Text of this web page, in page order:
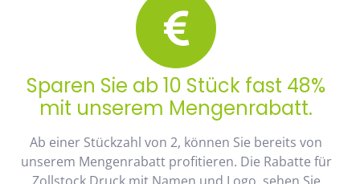
Sparen Sie ab 10 Stück fast 48%
mit unserem Mengenrabatt.
Ab einer Stückzahl von 2, können Sie bereits von
unserem Mengenrabatt profitieren. Die Rabatte für